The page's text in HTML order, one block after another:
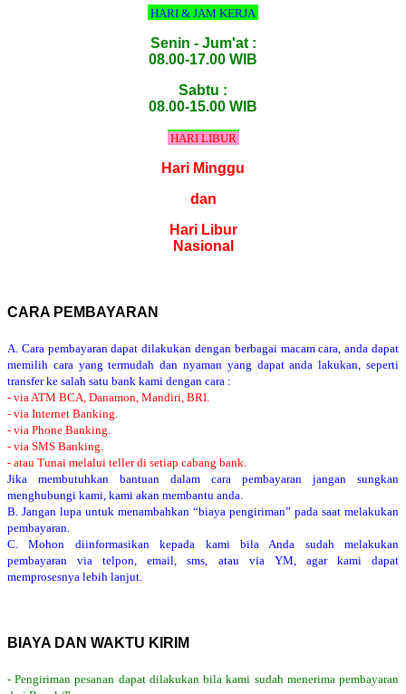
HARI & JAM KERJA
Senin - Jum'at :
08.00-17.00 WIB
Sabtu :
08.00-15.00 WIB
HARI LIBUR
Hari Minggu
dan
Hari Libur
Nasional
CARA PEMBAYARAN
A. Cara pembayaran dapat dilakukan dengan berbagai macam cara, anda dapat
memilih cara yang termudah dan nyaman yang dapat anda lakukan, seperti
transfer ke salah satu bank kami dengan cara :
- via ATM BCA, Danamon, Mandiri, BRI.
- via Internet Banking.
- via Phone Banking.
- via SMS Banking.
- atau Tunai melalui teller di setiap cabang bank.
Jika membutuhkan bantuan dalam cara pembayaran jangan sungkan
menghubungi kami, kami akan membantu anda.
B. Jangan lupa untuk menambahkan “biaya pengiriman” pada saat melakukan
pembayaran.
C. Mohon diinformasikan kepada kami bila Anda sudah melakukan
pembayaran via telpon, email, sms, atau via YM, agar kami dapat
memprosesnya lebih lanjut.
BIAYA DAN WAKTU KIRIM
- Pengiriman pesanan dapat dilakukan bila kami sudah menerima pembayaran